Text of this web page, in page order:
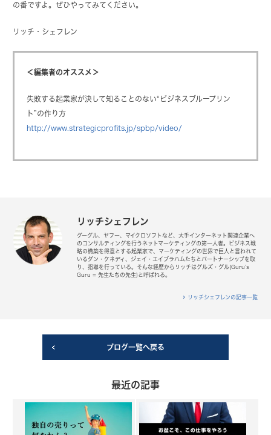
の番ですよ。ぜひやってみてください。
リッチ・シェフレン
＜編集者のオススメ＞
失敗する起業家が決して知ることのない“ビジネスブループリン
ト”の作り方
http://www.strategicprofits.jp/spbp/video/
リッチシェフレン
グーグル、ヤフー、マイクロソフトなど、大手インターネット関連企業へ
のコンサルティングを行うネットマーケティングの第一人者。ビジネス戦
略の構築を得意とする起業家で、マーケティングの世界で巨人と言われて
いるダン・ケネディ、ジェイ・エイブラハムたちとパートナーシップを取
り、指導を行っている。そんな経歴からリッチはグルズ・グル(Guru’s
Guru = 先生たちの先生)と呼ばれる。
リッチシェフレンの記事一覧
ブログ一覧へ戻る
最近の記事